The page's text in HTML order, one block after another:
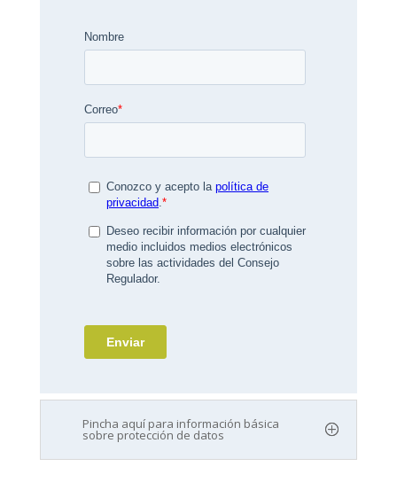
Pincha aquí para información básica
sobre protección de datos